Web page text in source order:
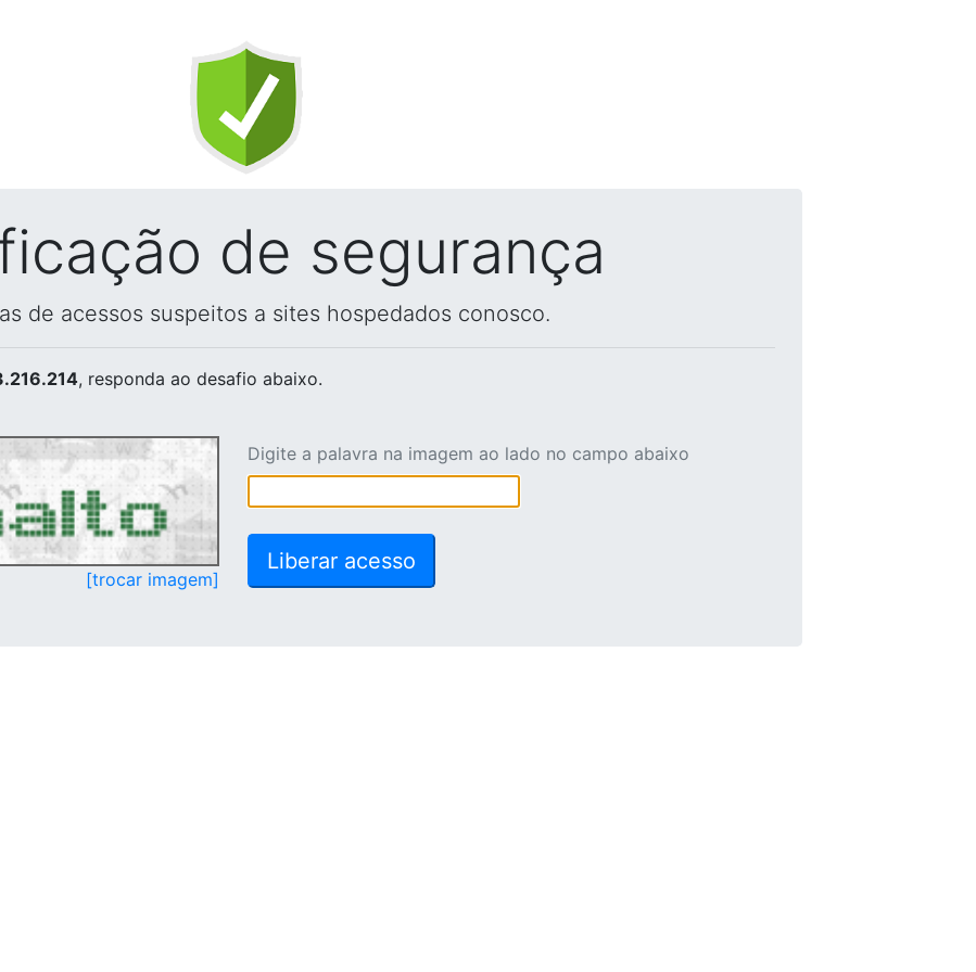
de segurança
de acessos suspeitos a sites hospedados conosco.
, responda ao desafio abaixo.
[trocar imagem]
Digite a palavra na imagem ao lado no campo abaixo